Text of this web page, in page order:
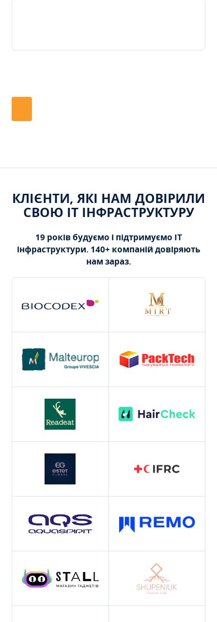
КЛІЄНТИ, ЯКІ НАМ ДОВІРИЛИ
СВОЮ ІТ ІНФРАСТРУКТУРУ
19 років будуємо і підтримуємо ІТ
інфраструктури. 140+ компаній довіряють
нам зараз.